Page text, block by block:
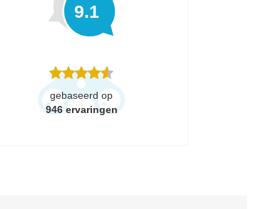
9.1
gebaseerd op
946 ervaringen